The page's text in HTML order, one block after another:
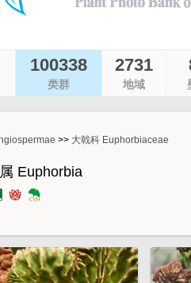
100338
类群
2731
地域
>> 大戟科 Euphorbiaceae
Euphorbia